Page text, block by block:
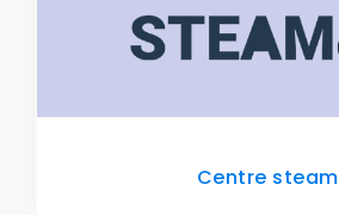
Centre steam